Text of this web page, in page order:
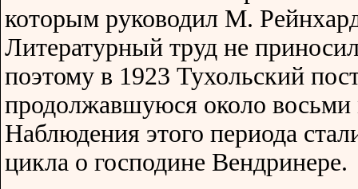
которым руководил М.
Литературный труд не
поэтому в 1923 Тухольский
продолжавшуюся около восьми
Наблюдения этого периода
цикла о господине Вендринере.